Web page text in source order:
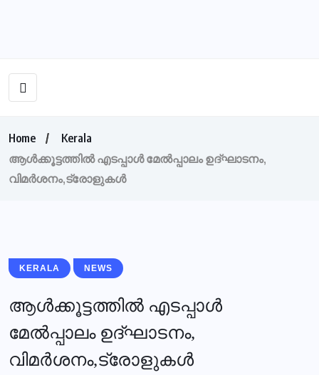
Home
Kerala
ആള്‍ക്കൂട്ടത്തില്‍ എടപ്പാള്‍ മേല്‍പ്പാലം ഉദ്ഘാടനം,
വിമര്‍ശനം,ട്രോളുകൾ
KERALA NEWS
ആള്‍ക്കൂട്ടത്തില്‍ എടപ്പാള്‍
മേല്‍പ്പാലം ഉദ്ഘാടനം,
വിമര്‍ശനം,ട്രോളുകൾ